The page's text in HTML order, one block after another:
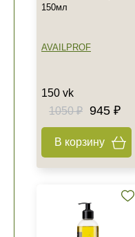
150мл
AVAILPROF
150 vk
1050 ₽ 945 ₽
В корзину